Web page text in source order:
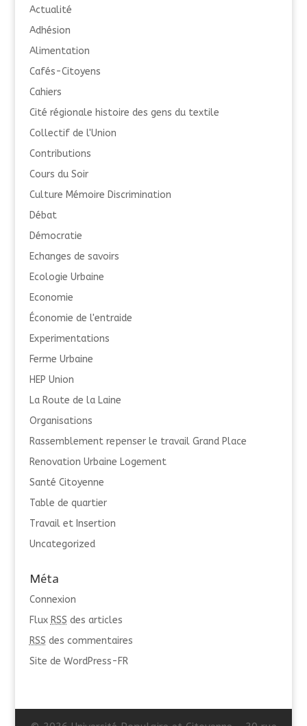
Actualité
Adhésion
Alimentation
Cafés-Citoyens
Cahiers
Cité régionale histoire des gens du textile
Collectif de l'Union
Contributions
Cours du Soir
Culture Mémoire Discrimination
Débat
Démocratie
Echanges de savoirs
Ecologie Urbaine
Economie
Économie de l'entraide
Experimentations
Ferme Urbaine
HEP Union
La Route de la Laine
Organisations
Rassemblement repenser le travail Grand Place
Renovation Urbaine Logement
Santé Citoyenne
Table de quartier
Travail et Insertion
Uncategorized
Méta
Connexion
Flux RSS des articles
RSS des commentaires
Site de WordPress-FR